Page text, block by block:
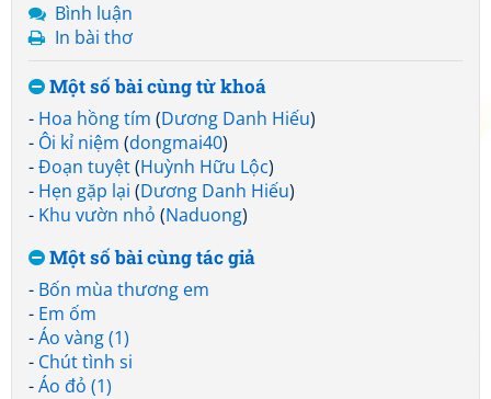
Bình luận
In bài thơ
Một số bài cùng từ khoá
- Hoa hồng tím (Dương Danh Hiếu)
- Ôi kỉ niệm (dongmai40)
-Đoạn tuyệt(Huỳnh Hữu Lộc)
- Hẹn gặp lại (Dương Danh Hiếu)
- Khu vườn nhỏ (Naduong)
Một số bài cùng tác giả
- Bốn mùa thương em
- Em ốm
-Áo vàng (1)
- Chút tình si
-Áo đỏ (1)